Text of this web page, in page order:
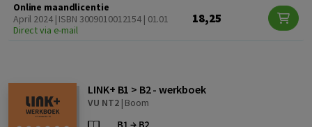
Online maandlicentie
April 2024 | ISBN 3009010012154 | 01.01
Direct via e-mail
18,25
LINK+ B1 > B2 - werkboek
VU NT2| Boom